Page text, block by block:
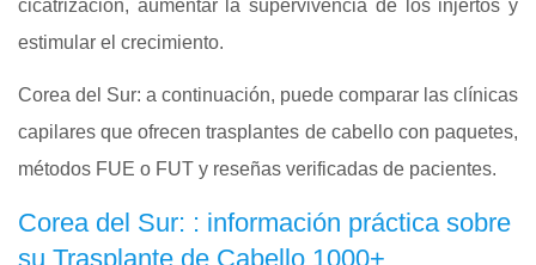
cicatrización, aumentar la supervivencia de los injertos y
estimular el crecimiento.
Corea del Sur: a continuación, puede comparar las clínicas
capilares que ofrecen trasplantes de cabello con paquetes,
métodos FUE o FUT y reseñas verificadas de pacientes.
Corea del Sur: : información práctica sobre
su Trasplante de Cabello 1000+